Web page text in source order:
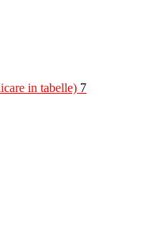
in tabelle) 7